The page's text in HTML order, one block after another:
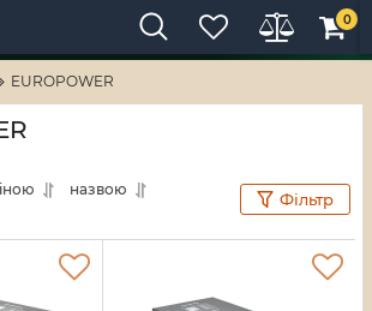
Тільки високі технології! RV-ZAFT
0
EUROPOWER
назвою
Фільтр